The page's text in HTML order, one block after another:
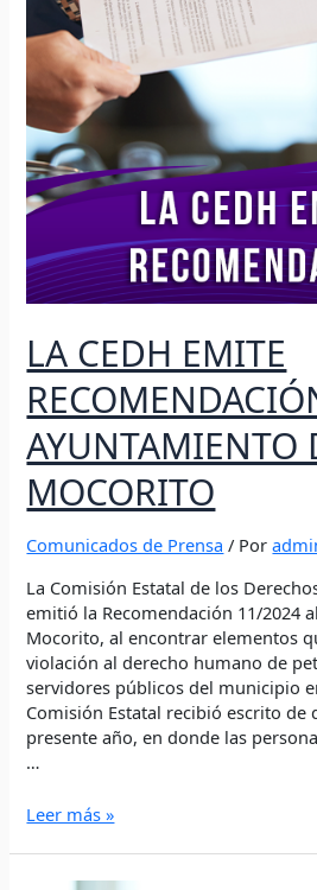
LA CEDH EMITE
AYUNTAMIENTO
MOCORITO
Comunicados de Prensa / Por
La Comisión Estatal de los
emitió la Recomendación 11/2024
Mocorito, al encontrar elementos
violación al derecho humano de
servidores públicos del municipio
Comisión Estatal recibió escrito de
presente año, en donde las
…
MOCORITO
Leer más »